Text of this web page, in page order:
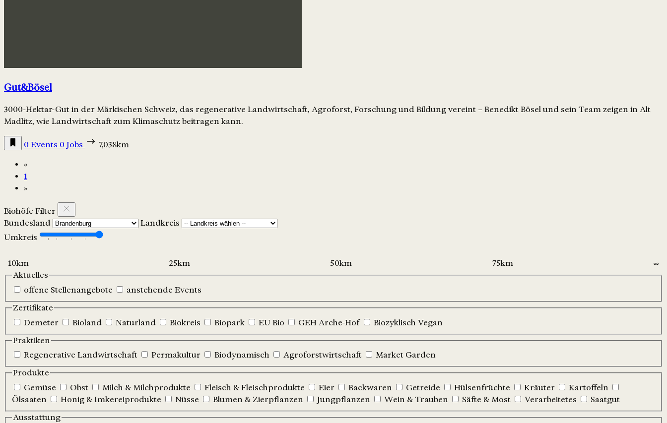
Gut&Bösel
3000-Hektar-Gut in der Märkischen Schweiz, das regenerative Landwirtschaft, Agroforst, Forschung und Bildung vereint – Benedikt Bösel und sein Team zeigen in Alt
Madlitz, wie Landwirtschaft zum Klimaschutz beitragen kann.
0 Events 0 Jobs 7,038km
«
1
»
Biohöfe Filter
Bundesland
Landkreis
Umkreis
Aktuelles
offene Stellenangebote
anstehende Events
Zertifikate
Demeter
Bioland Naturland Biokreis Biopark EU Bio GEH Arche-Hof
Biozyklisch Vegan
Praktiken
Regenerative Landwirtschaft
Permakultur Biodynamisch Agroforstwirtschaft
Market Garden
Produkte
Gemüse
Obst Milch & Milchprodukte Fleisch & Fleischprodukte Eier Backwaren Getreide Hülsenfrüchte Kräuter
Kartoffeln
Ölsaaten
Honig & Imkereiprodukte Nüsse Blumen & Zierpflanzen Jungpflanzen Wein & Trauben Säfte & Most Verarbeitetes
Saatgut
Ausstattung